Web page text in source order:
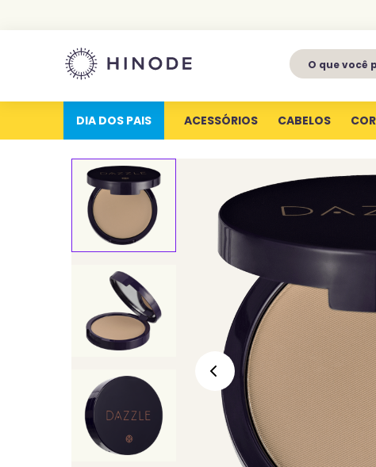
O que você
DIA DOS PAIS ACESSÓRIOS CABELOS
1º
perfumes
3º
5º
luva silicone
7º
body splash
9º
10º perfume eterna